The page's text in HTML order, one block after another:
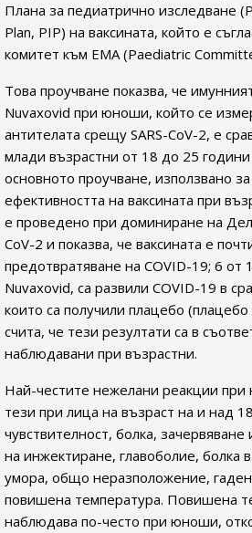
Плана за педиатрично изследване
Plan, PIP) на ваксината, който е
комитет към EMA (Paediatric
Това проучване показва, че
Nuvaxovid при юноши, който се
антителата срещу SARS-CoV-2, е
млади възрастни от 18 до 25 години
основното проучване, използвано
ефективността на ваксината при
е проведено при доминиране на
CoV-2 и показва, че ваксината е
предотвратяване на COVID-19; 6
Nuvaxovid, са развили COVID-19 в
които са получили плацебо
счита, че тези резултати са в
наблюдавани при възрастни.
Най-честите нежелани реакции
тези при лица на възраст на и над
чувствителност, болка,
на инжектиране, главоболие, болка
умора, общо неразположение,
повишена температура. Повишена
наблюдава по-често при юноши,